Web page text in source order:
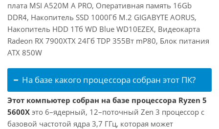
плата MSI A520M A PRO, Оперативная память 16Gb
DDR4, Накопитель SSD 1000Гб M.2 GIGABYTE AORUS,
Накопитель HDD 1Тб WD Blue WD10EZEX, Видеокарта
Radeon RX 7900XTX 24Гб TDP 355Вт mP80, Блок питания
ATX 850W
На базе какого процессора собран этот ПК?
Этот компьютер собран на базе процессора Ryzen 5
5600X это 6–ядерный, 12–поточный Zen 3 процессор с
базовой частотой ядра 3,7 ГГц, которая может